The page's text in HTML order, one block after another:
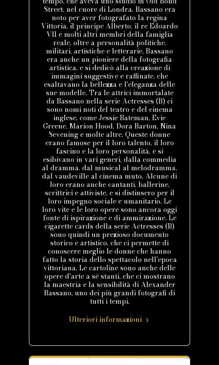
Street, nel cuore di Londra. Bassano era
noto per aver fotografato la regina
Vittoria, il principe Alberto, il re Edoardo
VII e molti altri membri della famiglia
reale, oltre a personalità politiche,
militari, artistiche e letterarie. Bassano
era anche un pioniere della fotografia
artistica, e si dedicò alla creazione di
immagini suggestive e raffinate, che
esaltavano la bellezza e l'eleganza delle
sue modelle. Tra le attrici immortalate
da Bassano nella serie Actresses (B) ci
sono nomi noti del teatro e del cinema
inglese, come Jessie Bateman, Evie
Greene, Marion Hood, Dora Barton, Nina
Sevening e molte altre. Queste donne
erano famose per il loro talento, il loro
fascino e la loro personalità, e si
esibivano in vari generi, dalla commedia
al dramma, dal musical al melodramma,
dal vaudeville al cinema muto. Alcune di
loro erano anche cantanti, ballerine,
scrittrici e attiviste, e si distinsero per il
loro impegno sociale e umanitario. Le
loro vite e le loro opere sono ancora oggi
fonte di ispirazione e di ammirazione. Le
cigarette cards della serie Actresses (B)
sono quindi un prezioso documento
storico e artistico, che ci permette di
conoscere meglio le donne che hanno
fatto la storia dello spettacolo nell'epoca
vittoriana. Le cartoline sono anche delle
opere d'arte a sé stanti, che ci mostrano
la maestria e la sensibilità di Alexander
Bassano, uno dei più grandi fotografi di
tutti i tempi.
Ulteriori informazioni